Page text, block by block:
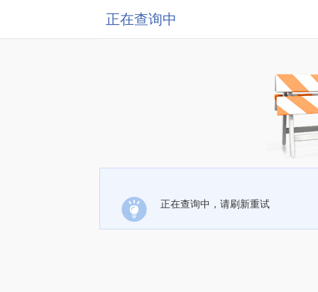
正在查询中
正在查询中，请刷新重试